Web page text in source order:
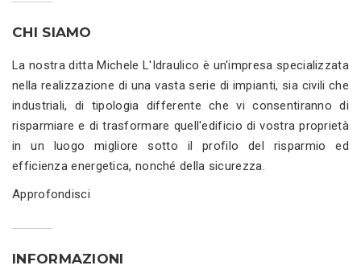
CHI SIAMO
La nostra ditta Michele L'Idraulico è un'impresa specializzata
nella realizzazione di una vasta serie di impianti, sia civili che
industriali, di tipologia differente che vi consentiranno di
risparmiare e di trasformare quell'edificio di vostra proprietà
in un luogo migliore sotto il profilo del risparmio ed
efficienza energetica, nonché della sicurezza.
Approfondisci
INFORMAZIONI